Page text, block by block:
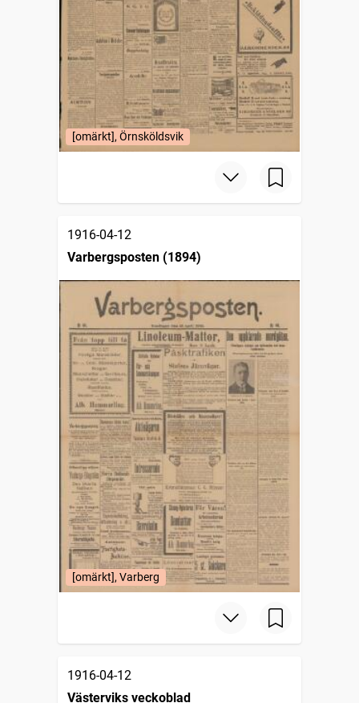
[omärkt], Örnsköldsvik
1916-04-12
Varbergsposten (1894)
[omärkt], Varberg
1916-04-12
Västerviks veckoblad